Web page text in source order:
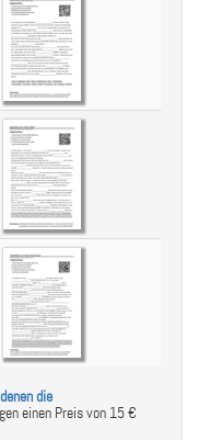
die
einen Preis von 15 €